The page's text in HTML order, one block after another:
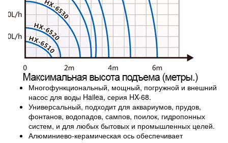
Многофункциональный, мощный, погружной и внешний
насос для воды Hailea, серия HX-68.
Универсальный, подходит для аквариумов, прудов,
фонтанов, водопадов, сампов, поилок, гидропонных
систем, и для любых бытовых и промышленных целей.
Алюминиево-керамическая ось обеспечивает